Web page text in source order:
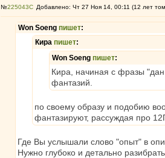
№225043 Добавлено: Чт 27 Ноя 14, 00:11 (12 лет
Won Soeng пишет:
Кира пишет:
Won Soeng пишет:
Кира, начиная с фразы
фантазий.
по своему образу и подобию
фантазируют, рассуждая про
Где Вы услышали слово "опыт" в
Нужно глубоко и детально